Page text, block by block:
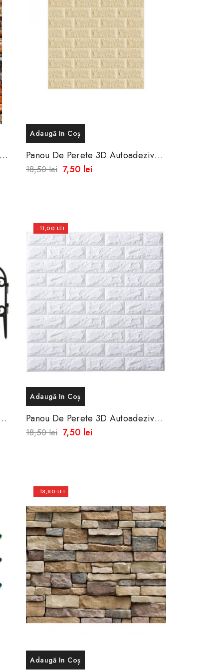
Adaugă In Coș
Panou De Perete 3D Autoadeziv
Din Spuma Moale
18,50 lei 7,50 lei
-11,00 LEI
Adaugă In Coș
Panou De Perete 3D Autoadeziv
Din Spuma Moale 77x70 X0.5mm
Grosime
18,50 lei 7,50 lei
-13,80 LEI
Adaugă In Coș